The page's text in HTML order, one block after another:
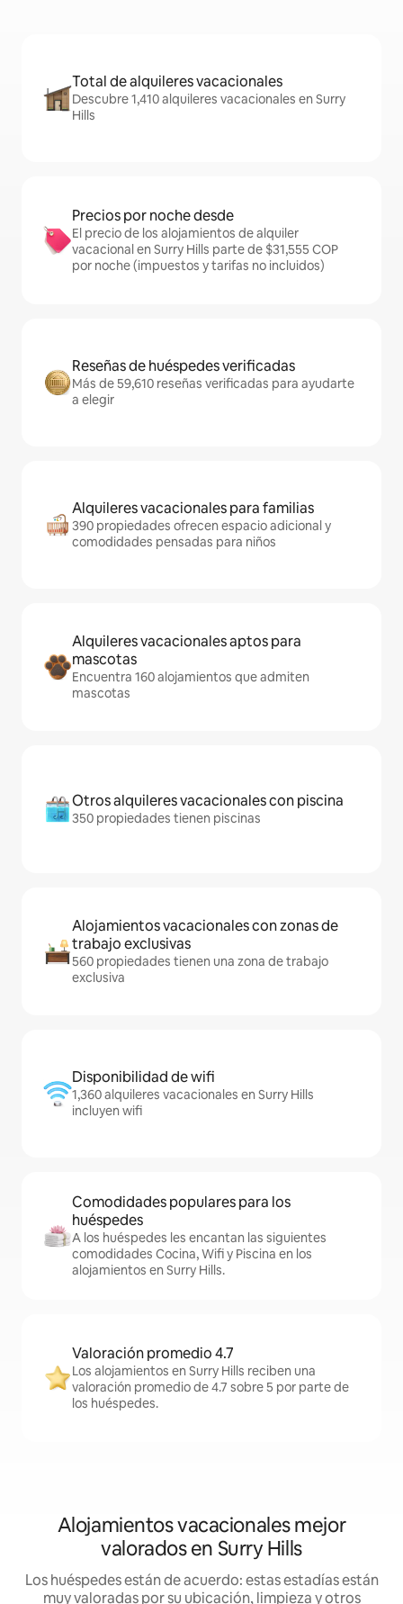
Total de alquileres vacacionales
Descubre 1,410 alquileres vacacionales en Surry
Hills
Precios por noche desde
El precio de los alojamientos de alquiler
vacacional en Surry Hills parte de $31,555 COP
por noche (impuestos y tarifas no incluidos)
Reseñas de huéspedes verificadas
Más de 59,610 reseñas verificadas para ayudarte
a elegir
Alquileres vacacionales para familias
390 propiedades ofrecen espacio adicional y
comodidades pensadas para niños
Alquileres vacacionales aptos para
mascotas
Encuentra 160 alojamientos que admiten
mascotas
Otros alquileres vacacionales con piscina
350 propiedades tienen piscinas
Alojamientos vacacionales con zonas de
trabajo exclusivas
560 propiedades tienen una zona de trabajo
exclusiva
Disponibilidad de wifi
1,360 alquileres vacacionales en Surry Hills
incluyen wifi
Comodidades populares para los
huéspedes
A los huéspedes les encantan las siguientes
comodidades Cocina, Wifi y Piscina en los
alojamientos en Surry Hills.
Valoración promedio 4.7
Los alojamientos en Surry Hills reciben una
valoración promedio de 4.7 sobre 5 por parte de
los huéspedes.
Alojamientos vacacionales mejor
valorados en Surry Hills
Los huéspedes están de acuerdo: estas estadías están
muy valoradas por su ubicación, limpieza y otros